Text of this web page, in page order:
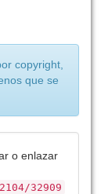
copyright,
que se
o enlazar
32909